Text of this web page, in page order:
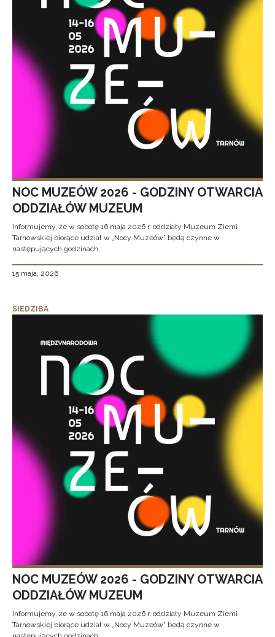
NOC MUZEÓW 2026 - GODZINY OTWARCIA
ODDZIAŁÓW MUZEUM
Informujemy, że w sobotę 16 maja 2026 r. oddziały Muzeum Ziemi
Tarnowskiej biorące udział w „Nocy Muzeów” będą czynne w
następujących godzinach:
15 maja, 2026
SIEDZIBA
NOC MUZEÓW 2026 - GODZINY OTWARCIA
ODDZIAŁÓW MUZEUM
Informujemy, że w sobotę 16 maja 2026 r. oddziały Muzeum Ziemi
Tarnowskiej biorące udział w „Nocy Muzeów” będą czynne w